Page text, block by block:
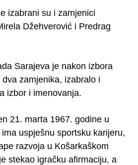
izabrani su i zamjenici
Džehverović i Predrag
Sarajeva je nakon izbora
zamjenika, izabralo i
izbor i imenovanja.
21. marta 1967. godine u
uspješnu sportsku karijeru,
razvoja u Košarkaškom
stekao igračku afirmaciju, a